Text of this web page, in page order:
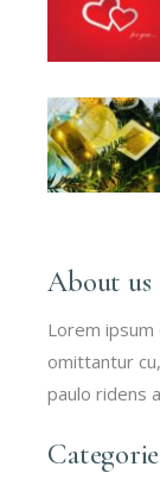
About us
Lorem
omittantur
paulo ridens